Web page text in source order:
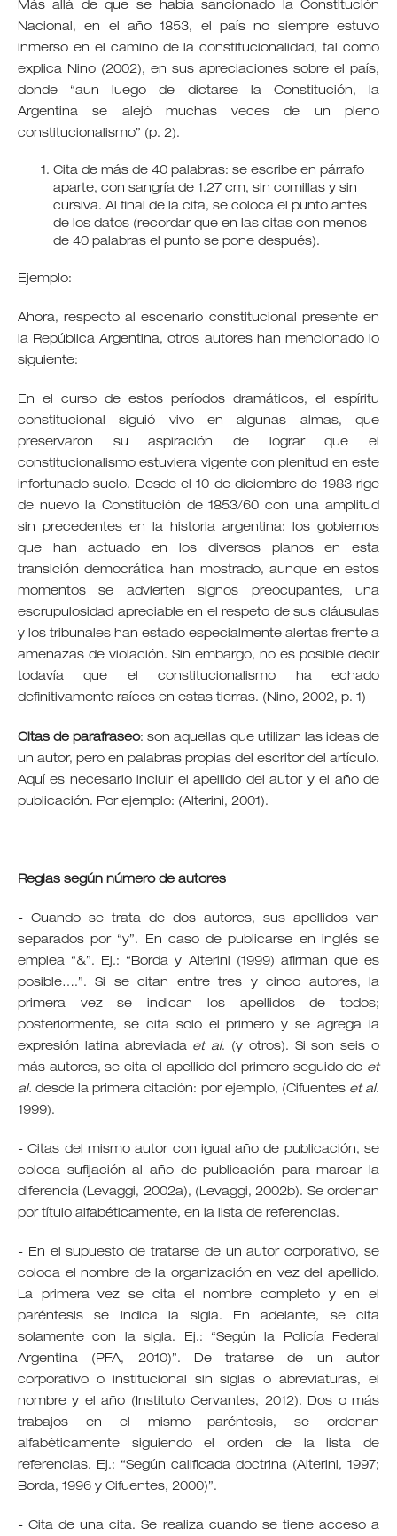
Más allá de que se había sancionado la Constitución
Nacional, en el año 1853, el país no siempre estuvo
inmerso en el camino de la constitucionalidad, tal como
explica Nino (2002), en sus apreciaciones sobre el país,
donde “aun luego de dictarse la Constitución, la
Argentina se alejó muchas veces de un pleno
constitucionalismo” (p. 2).
Cita de más de 40 palabras: se escribe en párrafo
aparte, con sangría de 1.27 cm, sin comillas y sin
cursiva. Al final de la cita, se coloca el punto antes
de los datos (recordar que en las citas con menos
de 40 palabras el punto se pone después).
Ejemplo:
Ahora, respecto al escenario constitucional presente en
la República Argentina, otros autores han mencionado lo
siguiente:
En el curso de estos períodos dramáticos, el espíritu
constitucional siguió vivo en algunas almas, que
preservaron su aspiración de lograr que el
constitucionalismo estuviera vigente con plenitud en este
infortunado suelo. Desde el 10 de diciembre de 1983 rige
de nuevo la Constitución de 1853/60 con una amplitud
sin precedentes en la historia argentina: los gobiernos
que han actuado en los diversos planos en esta
transición democrática han mostrado, aunque en estos
momentos se advierten signos preocupantes, una
escrupulosidad apreciable en el respeto de sus cláusulas
y los tribunales han estado especialmente alertas frente a
amenazas de violación. Sin embargo, no es posible decir
todavía que el constitucionalismo ha echado
definitivamente raíces en estas tierras. (Nino, 2002, p. 1)
Citas de parafraseo: son aquellas que utilizan las ideas de
un autor, pero en palabras propias del escritor del artículo.
Aquí es necesario incluir el apellido del autor y el año de
publicación. Por ejemplo: (Alterini, 2001).
Reglas según número de autores
- Cuando se trata de dos autores, sus apellidos van
separados por “y”. En caso de publicarse en inglés se
emplea “&”. Ej.: “Borda y Alterini (1999) afirman que es
posible….”. Si se citan entre tres y cinco autores, la
primera vez se indican los apellidos de todos;
posteriormente, se cita solo el primero y se agrega la
expresión latina abreviada et al. (y otros). Si son seis o
más autores, se cita el apellido del primero seguido de et
al. desde la primera citación: por ejemplo, (Cifuentes et al.
1999).
- Citas del mismo autor con igual año de publicación, se
coloca sufijación al año de publicación para marcar la
diferencia (Levaggi, 2002a), (Levaggi, 2002b). Se ordenan
por título alfabéticamente, en la lista de referencias.
- En el supuesto de tratarse de un autor corporativo, se
coloca el nombre de la organización en vez del apellido.
La primera vez se cita el nombre completo y en el
paréntesis se indica la sigla. En adelante, se cita
solamente con la sigla. Ej.: “Según la Policía Federal
Argentina (PFA, 2010)”. De tratarse de un autor
corporativo o institucional sin siglas o abreviaturas, el
nombre y el año (Instituto Cervantes, 2012). Dos o más
trabajos en el mismo paréntesis, se ordenan
alfabéticamente siguiendo el orden de la lista de
referencias. Ej.: “Según calificada doctrina (Alterini, 1997;
Borda, 1996 y Cifuentes, 2000)”.
- Cita de una cita. Se realiza cuando se tiene acceso a